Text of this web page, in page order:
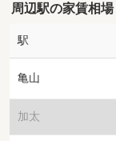
周辺駅の家賃相場
駅
亀山
加太